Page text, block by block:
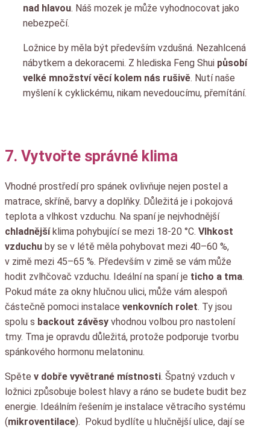
nad hlavou. Náš mozek je může vyhodnocovat jako
nebezpečí.
Ložnice by měla být především vzdušná. Nezahlcená
nábytkem a dekoracemi. Z hlediska Feng Shui působí
velké množství věcí kolem nás rušivě. Nutí naše
myšlení k cyklickému, nikam nevedoucímu, přemítání.
7. Vytvořte správné klima
Vhodné prostředí pro spánek ovlivňuje nejen postel a
matrace, skříně, barvy a doplňky. Důležitá je i pokojová
teplota a vlhkost vzduchu. Na spaní je nejvhodnější
chladnějšíklima pohybující se mezi 18-20 °C. Vlhkost
vzduchu by se v létě měla pohybovat mezi 40–60 %,
v zimě mezi 45–65 %. Především v zimě se vám může
hodit zvlhčovač vzduchu. Ideální na spaní je ticho a tma.
Pokud máte za okny hlučnou ulici, může vám alespoň
částečně pomoci instalace venkovních rolet. Ty jsou
spolu s backout závěsy vhodnou volbou pro nastolení
tmy. Tma je opravdu důležitá, protože podporuje tvorbu
spánkového hormonu melatoninu.
Spěte v dobře vyvětrané místnosti. Špatný vzduch v
ložnici způsobuje bolest hlavy a ráno se budete budit bez
energie. Ideálním řešením je instalace větracího systému
(mikroventilace). Pokud bydlíte u hlučnější ulice, dají se